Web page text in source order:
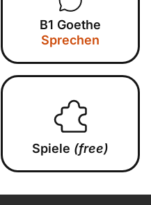
B1 Goethe
Sprechen
Spiele (free)